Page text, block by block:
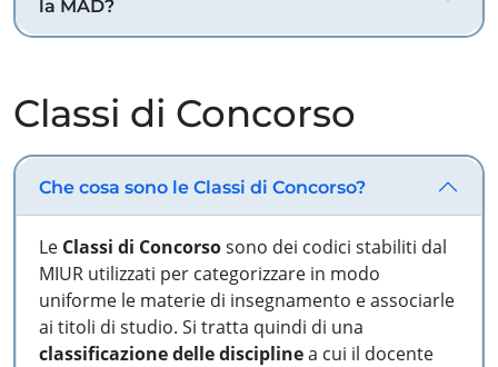
la MAD?
Classi di Concorso
Che cosa sono le Classi di Concorso?
Le Classi di Concorsosono dei codici stabiliti dal
MIUR utilizzati per categorizzare in modo
uniforme le materie di insegnamento e associarle
ai titoli di studio. Si tratta quindi di una
classificazione delle disciplinea cui il docente